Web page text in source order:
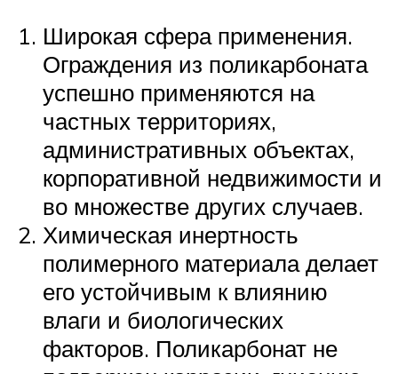
Широкая сфера применения.
Ограждения из поликарбоната
успешно применяются на
частных территориях,
административных объектах,
корпоративной недвижимости и
во множестве других случаев.
Химическая инертность
полимерного материала делает
его устойчивым к влиянию
влаги и биологических
факторов. Поликарбонат не